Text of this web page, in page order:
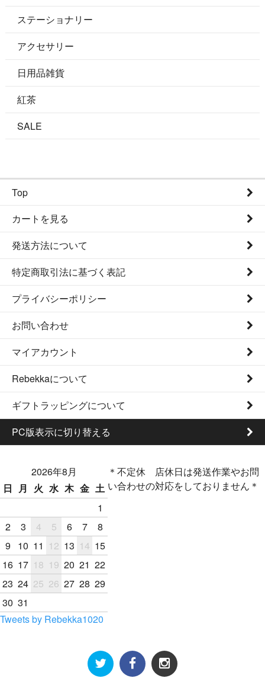
ステーショナリー
アクセサリー
日用品雑貨
紅茶
SALE
Top
カートを見る
発送方法について
特定商取引法に基づく表記
プライバシーポリシー
お問い合わせ
マイアカウント
Rebekkaについて
ギフトラッピングについて
PC版表示に切り替える
2026年8月
日
月 火 水 木 金 土
1
2
3 4 5 6 7
8
9
10 11 12 13 14 15
16 17 18 19 20 21 22
23 24 25 26 27 28 29
30 31
＊不定休 店休日は発送作業やお問
い合わせの対応をしておりません＊
Tweets by Rebekka1020